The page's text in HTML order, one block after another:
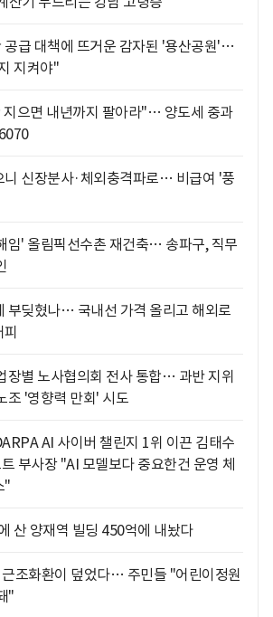
공급 대책에 뜨거운 감자된 '용산공원'…
지켜야"
지으면 내년까지 팔아라"… 양도세 중과
니 신장분사·체외충격파로… 비급여 '풍
임' 올림픽선수촌 재건축… 송파구, 직무
부딪혔나… 국내선 가격 올리고 해외로
장별 노사협의회 전사 통합… 과반 지위
조 '영향력 만회' 시도
AI 사이버 챌린지 1위 이끈 김태수
부사장 "AI 모델보다 중요한건 운영 체
"
산 양재역 빌딩 450억에 내놨다
조화환이 덮었다… 주민들 "어린이정원
"